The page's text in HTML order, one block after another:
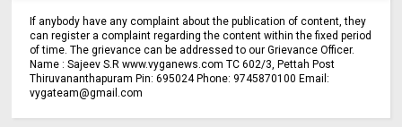
If anybody have any complaint about the publication of content, they
can register a complaint regarding the content within the fixed period
of time. The grievance can be addressed to our Grievance Officer.
Name : Sajeev S.R www.vyganews.com TC 602/3, Pettah Post
Thiruvananthapuram Pin: 695024 Phone: 9745870100 Email:
vygateam@gmail.com